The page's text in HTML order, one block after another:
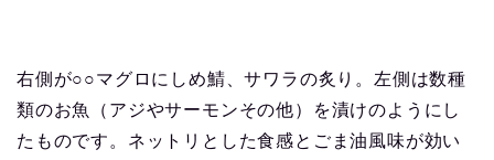
右側が○○マグロにしめ鯖、サワラの炙り。左側は数種
類のお魚（アジやサーモンその他）を漬けのようにし
たものです。ネットリとした食感とごま油風味が効い